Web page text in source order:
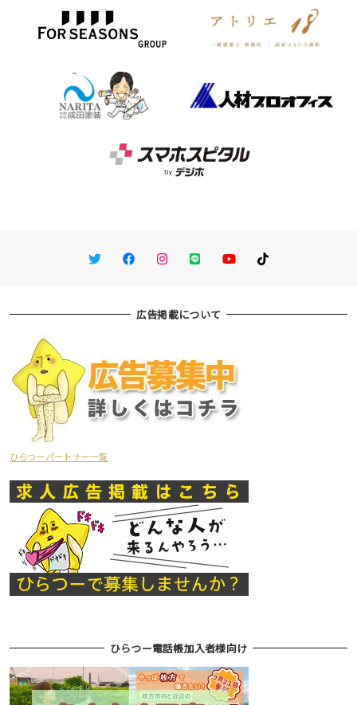
TwitterFacebookInstagram
LINE You TubeTikTok
広告掲載について
ひらつーパートナー一覧
ひらつー電話帳加入者様向け